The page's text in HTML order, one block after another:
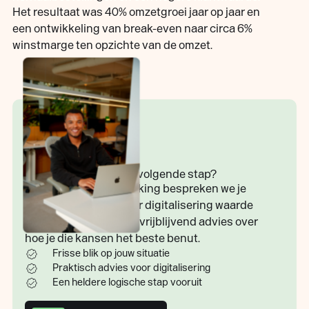
Het resultaat was 40% omzetgroei jaar op jaar en
een ontwikkeling van break-even naar circa 6%
winstmarge ten opzichte van de omzet.
Samen kijken naar de volgende stap?
Tijdens een kennismaking bespreken we je
situatie, kijken we waar digitalisering waarde
toevoegt en geven we vrijblijvend advies over
hoe je die kansen het beste benut.
Frisse blik op jouw situatie
Praktisch advies voor digitalisering
Een heldere logische stap vooruit